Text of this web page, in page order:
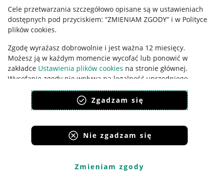
Cele przetwarzania szczegółowo opisane są w ustawieniach
dostępnych pod przyciskiem: “ZMIENIAM ZGODY” i w Polityce
plików cookies.
Zgodę wyrażasz dobrowolnie i jest ważna 12 miesięcy.
Możesz ją w każdym momencie wycofać lub ponowić w
zakładce Ustawienia plików cookies na stronie głównej.
Wycofanie zgody nie wpływa na legalność uprzedniego
przetwarzania.
polityka plików cookies
polityka ochrony prywatności
Zgadzam się
Nie zgadzam się
Zmieniam zgody
Pobierz aplikację
Korzystanie z serwisu oznacza akceptacjęregulaminu